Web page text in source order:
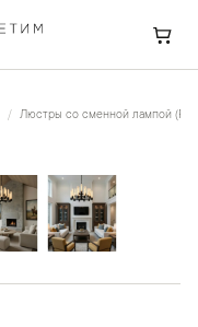
Люстры со сменной лампой